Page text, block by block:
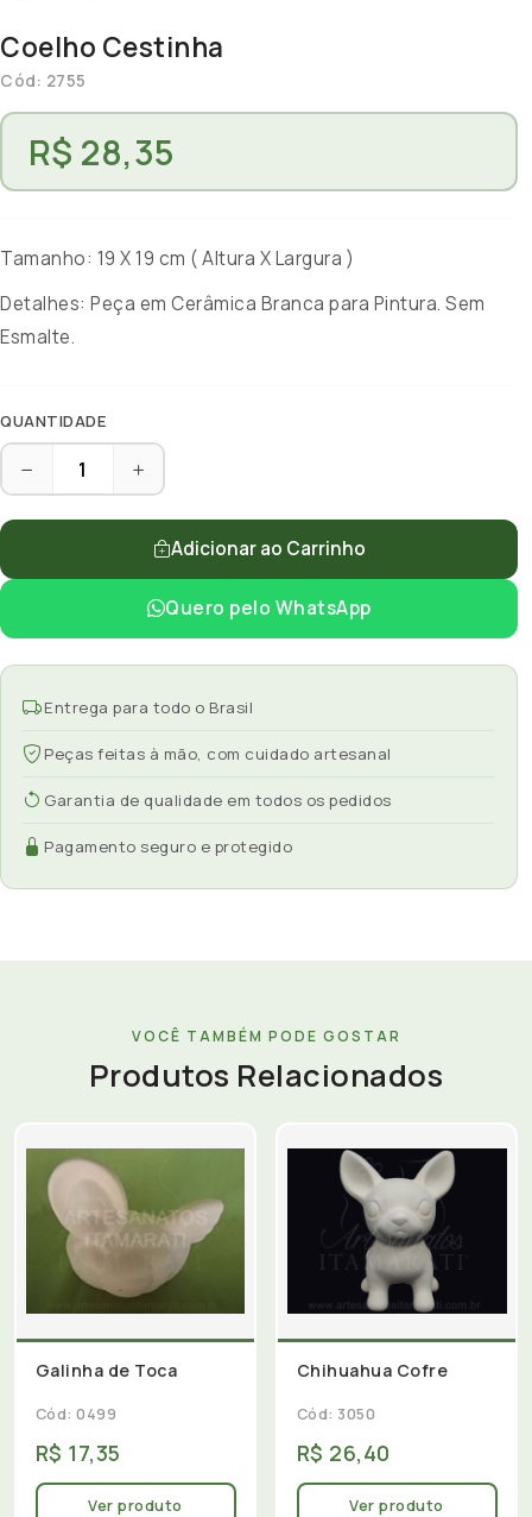
Coelho Cestinha
Cód: 2755
R$ 28,35
Tamanho: 19 X 19 cm ( Altura X Largura )
Detalhes: Peça em Cerâmica Branca para Pintura. Sem
Esmalte.
QUANTIDADE
Adicionar ao Carrinho
Quero pelo WhatsApp
Entrega para todo o Brasil
Peças feitas à mão, com cuidado artesanal
Garantia de qualidade em todos os pedidos
Pagamento seguro e protegido
VOCÊ TAMBÉM PODE GOSTAR
Produtos Relacionados
Galinha de Toca
Cód: 0499
R$ 17,35
Ver produto
Chihuahua Cofre
Cód: 3050
R$ 26,40
Ver produto